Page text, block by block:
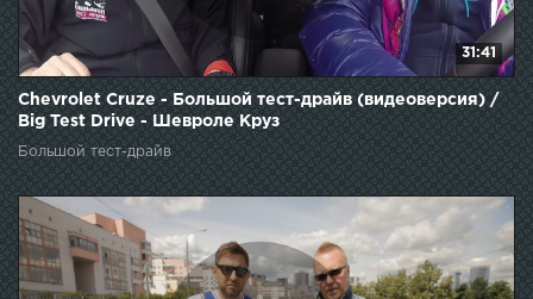
31:41
Chevrolet Cruze - Большой тест-драйв (видеоверсия) /
Big Test Drive - Шевроле Круз
Большой тест-драйв